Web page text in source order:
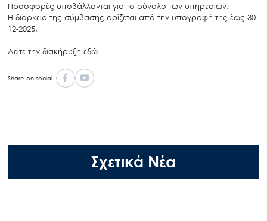
Προσφορές υποβάλλονται για το σύνολο των υπηρεσιών.
Η διάρκεια της σύμβασης ορίζεται από την υπογραφή της έως 30-
12-2025.
Δείτε την διακήρυξη εδώ
Share on social :
Σχετικά Νέα